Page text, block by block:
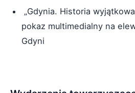
„Gdynia. Historia
pokaz multimedialny na
Gdyni